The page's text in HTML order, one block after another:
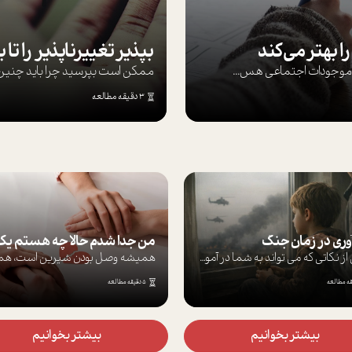
بهتر می‌کند
موجودات اجتماعی هس... ممکن است بپرسيد چرا بايد چنين
3 دقیقه مطالعه
در زمان جنگ
برخی از نکاتی که می تواند به شما در آموز...
بیشتر بخوانیم
5 دقیقه مطالعه
بیشتر بخوانیم